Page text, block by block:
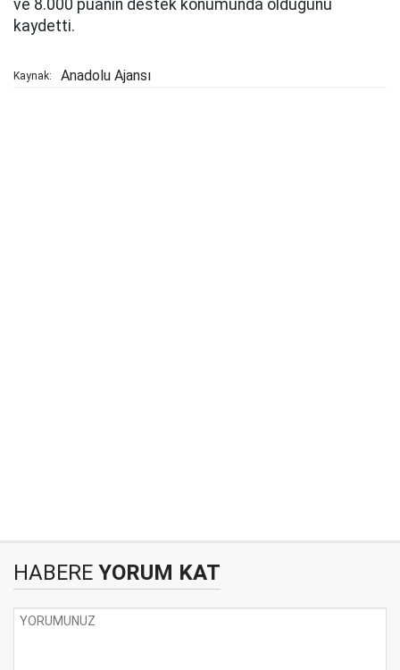
ve 8.000 puanın destek konumunda olduğunu
kaydetti.
Kaynak: Anadolu Ajansı
HABERE YORUM KAT